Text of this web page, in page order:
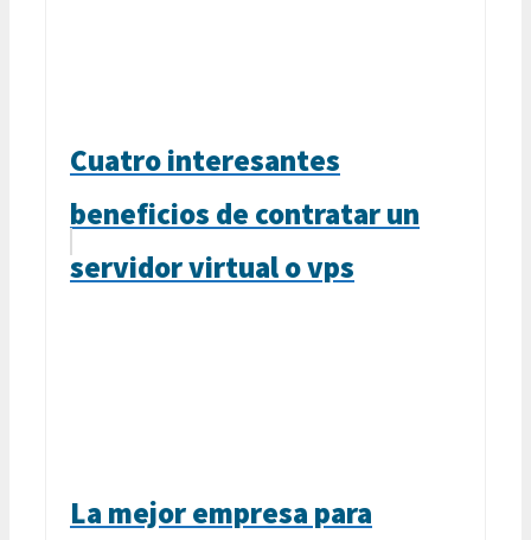
Cuatro interesantes
beneficios de contratar un
servidor virtual o vps
La mejor empresa para